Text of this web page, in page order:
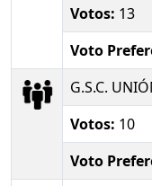
Votos: 13
Voto
G.S.C.
Votos: 10
Voto